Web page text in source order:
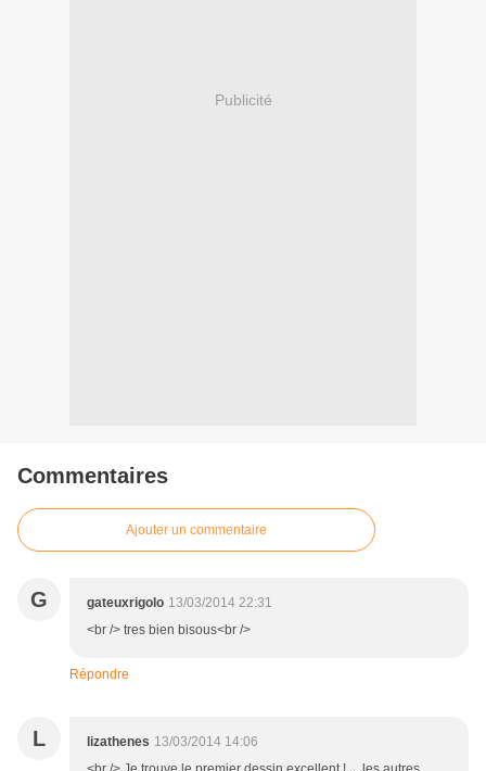
Publicité
Commentaires
Ajouter un commentaire
G gateuxrigolo 13/03/2014 22:31
<br /> tres bien bisous<br />
Répondre
L lizathenes 13/03/2014 14:06